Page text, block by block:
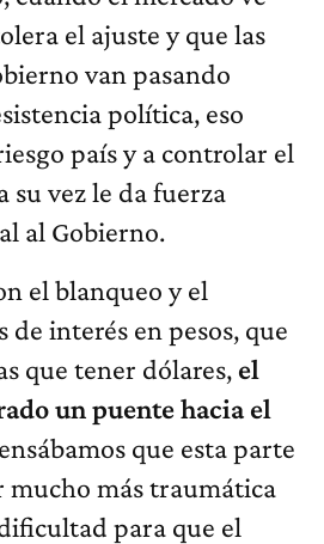
el ajuste y que las
van pasando
política, eso
país y a controlar el
su vez le da fuerza
al Gobierno.
el blanqueo y el
de interés en pesos, que
que tener dólares, el
un puente hacia el
que esta parte
mucho más traumática
para que el